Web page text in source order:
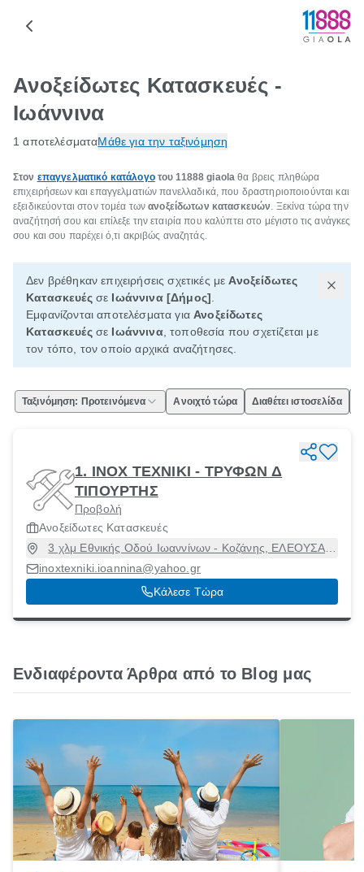
Ανοξείδωτες Κατασκευές -
Ιωάννινα
1 αποτελέσματαΜάθε για την ταξινόμηση
Στον επαγγελματικό κατάλογοτου 11888giaola θα βρεις πληθώρα
επιχειρήσεων και επαγγελματιών πανελλαδικά, που δραστηριοποιούνται και
εξειδικεύονται στον τομέα τωνανοξείδωτων κατασκευών. Ξεκίνα τώρα την
αναζήτησή σου και επίλεξε την εταιρία που καλύπτει στο μέγιστο τις ανάγκες
σου και σου παρέχει ό,τι ακριβώς αναζητάς.
Δεν βρέθηκαν επιχειρήσεις σχετικές με Ανοξείδωτες
Κατασκευέςσε Ιωάννινα [Δήμος]
Εμφανίζονται αποτελέσματα για Ανοξείδωτες
Κατασκευέςσε Ιωάννινα, τοποθεσία που σχετίζεται με
τον τόπο, τον οποίο αρχικά αναζήτησες.
Ταξινόμηση: Προτεινόμενα Ανοιχτό τώρα Διαθέτει ιστοσελίδα
1. INOX TEXNIKI - ΤΡΥΦΩΝ Δ
ΤΙΠΟΥΡΤΗΣ
Προβολή
Ανοξείδωτες Κατασκευές
3 χλμ Εθνικής Οδού Ιωαννίνων - Κοζάνης, ΕΛΕΟΥΣΑ,
Πασαρώνα, Ιωάννινα, 45500
inoxtexniki.ioannina@yahoo.gr
Κάλεσε Τώρα
Ενδιαφέροντα Άρθρα από το Blog μας